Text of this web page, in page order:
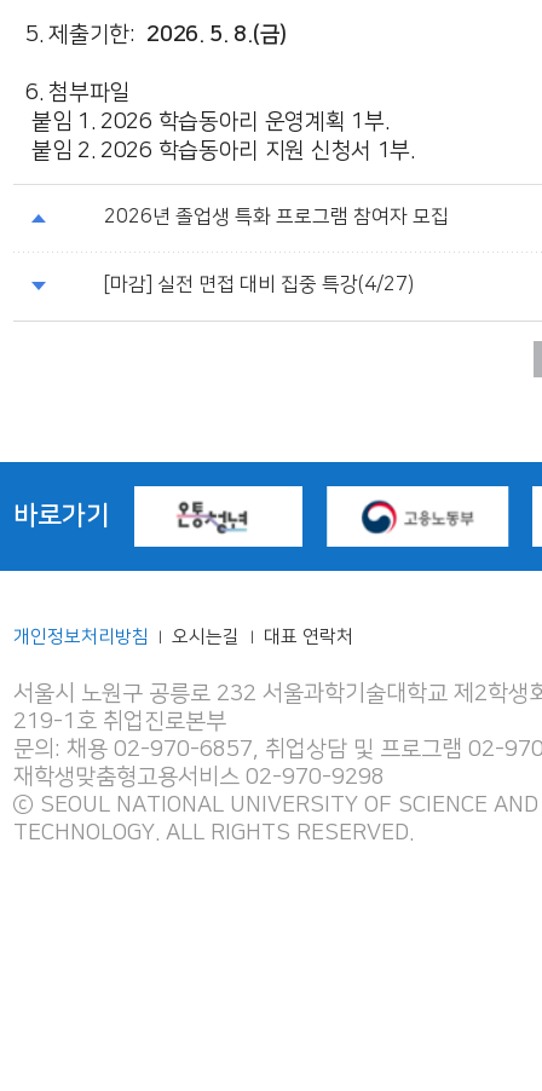
5. 제출기한: 2026. 5. 8.(금)
6. 첨부파일
붙임 1. 2026 학습동아리 운영계획 1부.
붙임 2. 2026 학습동아리 지원 신청서 1부.
2026년 졸업생 특화 프로그램 참여자 모집
[마감] 실전 면접 대비 집중 특강(4/27)
바로가기
개인정보처리방침 | 오시는길 | 대표 연락처
서울시 노원구 공릉로 232 서울과학기술대학교 제2학생
219-1호 취업진로본부
문의: 채용 02-970-6857, 취업상담 및 프로그램 02-
재학생맞춤형고용서비스 02-970-9298
ⓒ SEOUL NATIONAL UNIVERSITY OF SCIENCE AND
TECHNOLOGY. ALL RIGHTS RESERVED.